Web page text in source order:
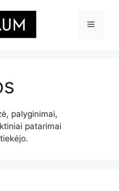
Meniu
palyginimai,
patarimai